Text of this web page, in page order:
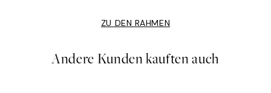
ZU DEN RAHMEN
Andere Kunden kauften auch